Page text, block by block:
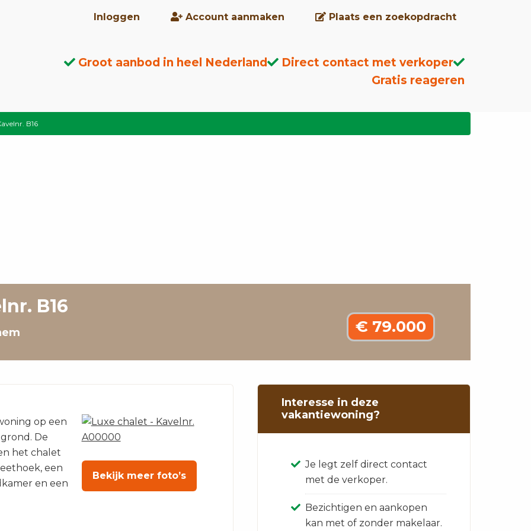
Inloggen Account aanmaken Plaats een zoekopdracht
Groot aanbod in heel Nederland
Direct contact met verkoper
Gratis reageren
B16
B16
€ 79.000
op een
De
het chalet
een
en een
Bekijk meer foto’s
Interesse in deze
vakantiewoning?
Je legt zelf direct contact
met de verkoper.
Bezichtigen en aankopen
kan met of zonder makelaar.